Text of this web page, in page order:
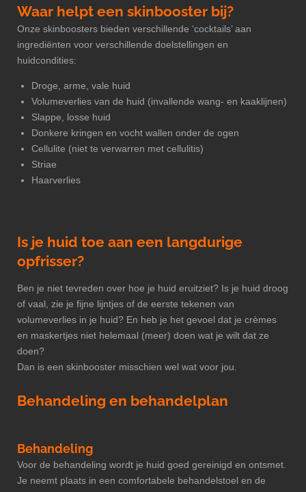
Waar helpt een skinbooster bij?
Onze skinboosters bieden verschillende ‘cocktails’ aan
ingrediënten voor verschillende doelstellingen en
huidcondities:
Droge, arme, vale huid
Volumeverlies van de huid (invallende wang- en kaaklijnen)
Slappe, losse huid
Donkere kringen en vocht wallen onder de ogen
Cellulite (niet te verwarren met cellulitis)
Striae
Haarverlies
Is je huid toe aan een langdurige
opfrisser?
Ben je niet tevreden over hoe je huid eruitziet? Is je huid droog
of vaal, zie je fijne lijntjes of de eerste tekenen van
volumeverlies in je huid? En heb je het gevoel dat je crèmes
en maskertjes niet helemaal (meer) doen wat je wilt dat ze
doen?
Dan is een skinbooster misschien wel wat voor jou.
Behandeling en behandelplan
Behandeling
Voor de behandeling wordt je huid goed gereinigd en ontsmet.
Je neemt plaats in een comfortabele behandelstoel en de